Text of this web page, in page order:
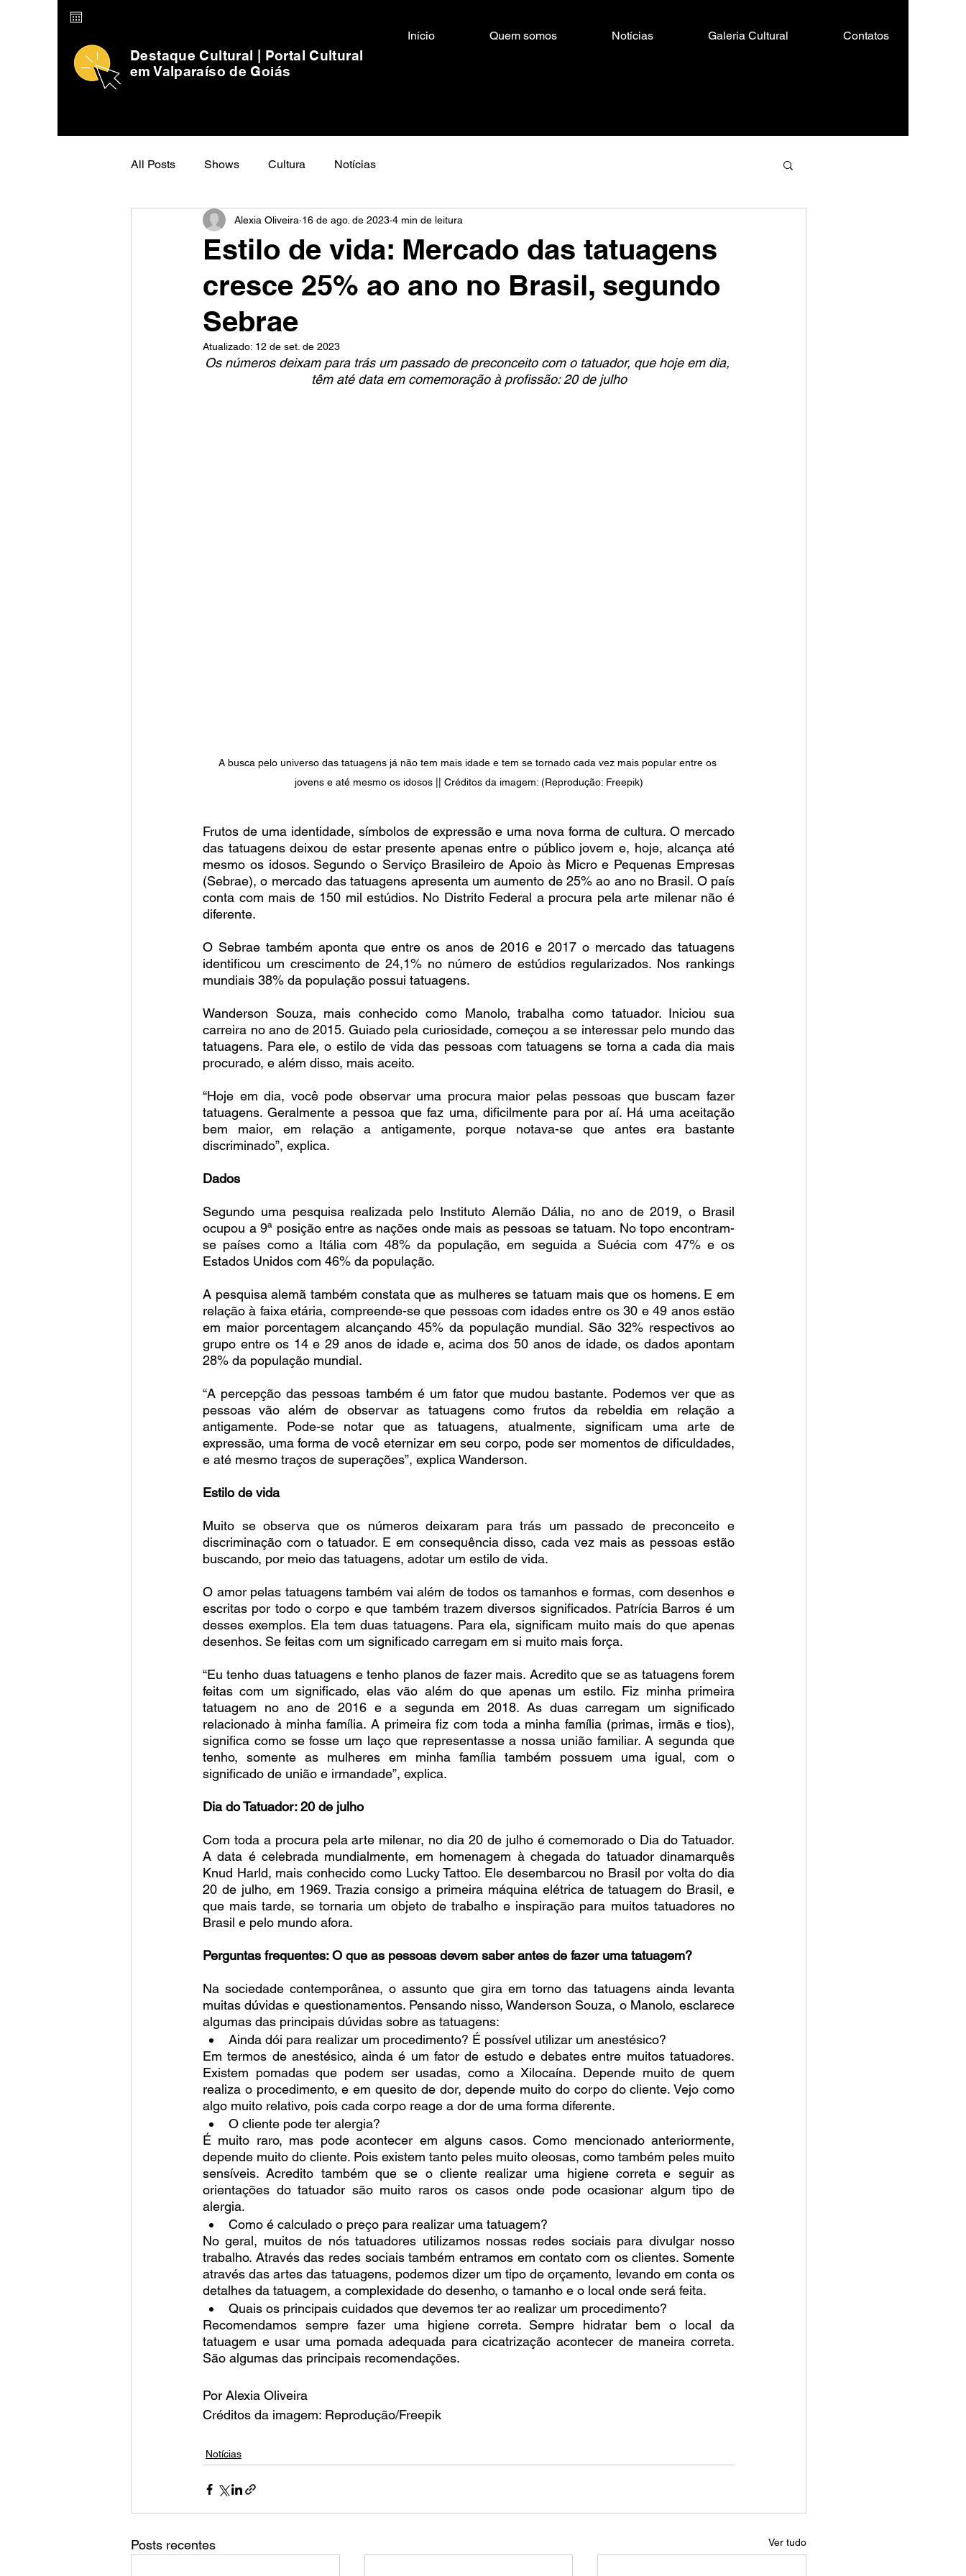
Destaque Cultural | Portal Cultural
em Valparaíso de Goiás
Início Quem somos Notícias Galeria Cultural Contatos
All Posts Shows Cultura Notícias
Estilo de vida: Mercado das tatuagens
cresce 25% ao ano no Brasil, segundo
Sebrae
Alexia Oliveira 16 de ago. de 2023 4 min de leitura
Atualizado: 12 de set. de 2023
Os números deixam para trás um passado de preconceito com o tatuador, que hoje em dia,
têm até data em comemoração à profissão: 20 de julho
A busca pelo universo das tatuagens já não tem mais idade e tem se tornado cada vez mais popular entre os
jovens e até mesmo os idosos || Créditos da imagem: (Reprodução: Freepik)
Frutos de uma identidade, símbolos de expressão e uma nova forma de cultura. O mercado
das tatuagens deixou de estar presente apenas entre o público jovem e, hoje, alcança até
mesmo os idosos. Segundo o Serviço Brasileiro de Apoio às Micro e Pequenas Empresas
(Sebrae), o mercado das tatuagens apresenta um aumento de 25% ao ano no Brasil. O país
conta com mais de 150 mil estúdios. No Distrito Federal a procura pela arte milenar não é
diferente.
O Sebrae também aponta que entre os anos de 2016 e 2017 o mercado das tatuagens
identificou um crescimento de 24,1% no número de estúdios regularizados. Nos rankings
mundiais 38% da população possui tatuagens.
Wanderson Souza, mais conhecido como Manolo, trabalha como tatuador. Iniciou sua
carreira no ano de 2015. Guiado pela curiosidade, começou a se interessar pelo mundo das
tatuagens. Para ele, o estilo de vida das pessoas com tatuagens se torna a cada dia mais
procurado, e além disso, mais aceito.
“Hoje em dia, você pode observar uma procura maior pelas pessoas que buscam fazer
tatuagens. Geralmente a pessoa que faz uma, dificilmente para por aí. Há uma aceitação
bem maior, em relação a antigamente, porque notava-se que antes era bastante
discriminado”, explica.
Dados
Segundo uma pesquisa realizada pelo Instituto Alemão Dália, no ano de 2019, o Brasil
ocupou a 9ª posição entre as nações onde mais as pessoas se tatuam. No topo encontram-
se países como a Itália com 48% da população, em seguida a Suécia com 47% e os
Estados Unidos com 46% da população.
A pesquisa alemã também constata que as mulheres se tatuam mais que os homens. E em
relação à faixa etária, compreende-se que pessoas com idades entre os 30 e 49 anos estão
em maior porcentagem alcançando 45% da população mundial. São 32% respectivos ao
grupo entre os 14 e 29 anos de idade e, acima dos 50 anos de idade, os dados apontam
28% da população mundial.
“A percepção das pessoas também é um fator que mudou bastante. Podemos ver que as
pessoas vão além de observar as tatuagens como frutos da rebeldia em relação a
antigamente. Pode-se notar que as tatuagens, atualmente, significam uma arte de
expressão, uma forma de você eternizar em seu corpo, pode ser momentos de dificuldades,
e até mesmo traços de superações”, explica Wanderson.
Estilo de vida
Muito se observa que os números deixaram para trás um passado de preconceito e
discriminação com o tatuador. E em consequência disso, cada vez mais as pessoas estão
buscando, por meio das tatuagens, adotar um estilo de vida.
O amor pelas tatuagens também vai além de todos os tamanhos e formas, com desenhos e
escritas por todo o corpo e que também trazem diversos significados. Patrícia Barros é um
desses exemplos. Ela tem duas tatuagens. Para ela, significam muito mais do que apenas
desenhos. Se feitas com um significado carregam em si muito mais força.
“Eu tenho duas tatuagens e tenho planos de fazer mais. Acredito que se as tatuagens forem
feitas com um significado, elas vão além do que apenas um estilo. Fiz minha primeira
tatuagem no ano de 2016 e a segunda em 2018. As duas carregam um significado
relacionado à minha família. A primeira fiz com toda a minha família (primas, irmãs e tios),
significa como se fosse um laço que representasse a nossa união familiar. A segunda que
tenho, somente as mulheres em minha família também possuem uma igual, com o
significado de união e irmandade”, explica.
Dia do Tatuador: 20 de julho
Com toda a procura pela arte milenar, no dia 20 de julho é comemorado o Dia do Tatuador.
A data é celebrada mundialmente, em homenagem à chegada do tatuador dinamarquês
Knud Harld, mais conhecido como Lucky Tattoo. Ele desembarcou no Brasil por volta do dia
20 de julho, em 1969. Trazia consigo a primeira máquina elétrica de tatuagem do Brasil, e
que mais tarde, se tornaria um objeto de trabalho e inspiração para muitos tatuadores no
Brasil e pelo mundo afora.
Perguntas frequentes: O que as pessoas devem saber antes de fazer uma tatuagem?
Na sociedade contemporânea, o assunto que gira em torno das tatuagens ainda levanta
muitas dúvidas e questionamentos. Pensando nisso, Wanderson Souza, o Manolo, esclarece
algumas das principais dúvidas sobre as tatuagens:
Ainda dói para realizar um procedimento? É possível utilizar um anestésico?
Em termos de anestésico, ainda é um fator de estudo e debates entre muitos tatuadores.
Existem pomadas que podem ser usadas, como a Xilocaína. Depende muito de quem
realiza o procedimento, e em quesito de dor, depende muito do corpo do cliente. Vejo como
algo muito relativo, pois cada corpo reage a dor de uma forma diferente.
O cliente pode ter alergia?
É muito raro, mas pode acontecer em alguns casos. Como mencionado anteriormente,
depende muito do cliente. Pois existem tanto peles muito oleosas, como também peles muito
sensíveis. Acredito também que se o cliente realizar uma higiene correta e seguir as
orientações do tatuador são muito raros os casos onde pode ocasionar algum tipo de
alergia.
Como é calculado o preço para realizar uma tatuagem?
No geral, muitos de nós tatuadores utilizamos nossas redes sociais para divulgar nosso
trabalho. Através das redes sociais também entramos em contato com os clientes. Somente
através das artes das tatuagens, podemos dizer um tipo de orçamento, levando em conta os
detalhes da tatuagem, a complexidade do desenho, o tamanho e o local onde será feita.
Quais os principais cuidados que devemos ter ao realizar um procedimento?
Recomendamos sempre fazer uma higiene correta. Sempre hidratar bem o local da
tatuagem e usar uma pomada adequada para cicatrização acontecer de maneira correta.
São algumas das principais recomendações.
Por Alexia Oliveira
Créditos da imagem: Reprodução/Freepik
Notícias
Posts recentes Ver tudo